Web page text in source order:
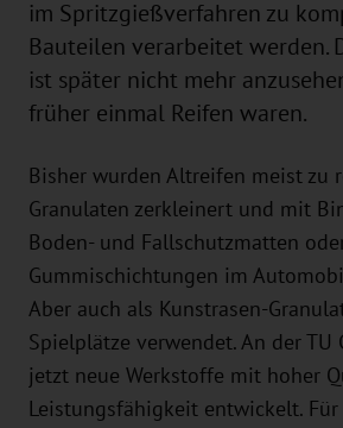
im Spritzgießverfahren zu
Bauteilen verarbeitet werden.
ist später nicht mehr
früher einmal Reifen waren.
Bisher wurden Altreifen meist zu
Granulaten zerkleinert und mit
Boden- und Fallschutzmatten
Gummischichtungen im
Aber auch als Kunstrasen-
Spielplätze verwendet. An der TU
jetzt neue Werkstoffe mit hoher
Leistungsfähigkeit entwickelt.